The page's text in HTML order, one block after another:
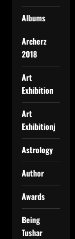
Albums
Archerz
2018
Art
Exhibition
Art
Exhibitionj
Astrology
Author
Awards
Being
Tushar